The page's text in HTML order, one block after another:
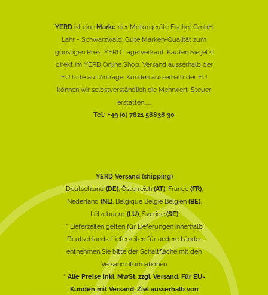
YERD ist eine Marke der Motorgeräte Fischer GmbH
Lahr - Schwarzwald: Gute Marken-Qualität zum
günstigen Preis. YERD Lagerverkauf: Kaufen Sie jetzt
direkt im YERD Online Shop. Versand ausserhalb der
EU bitte auf Anfrage. Kunden ausserhalb der EU
können wir selbstverständlich die Mehrwert-Steuer
erstatten......
Tel.: +49 (0) 7821 58838 30
YERD Versand (shipping)
Deutschland(DE), Österreich(AT), France (FR),
Nederland (NL), Belgique België Belgien (BE),
Lëtzebuerg (LU), Sverige(SE)
* Lieferzeiten gelten für Lieferungen innerhalb
Deutschlands, Lieferzeiten für andere Länder
entnehmen Sie bitte der Schaltfläche mit den
Versandinformationen
* Alle Preise inkl. MwSt. zzgl. Versand. Für EU-
Kunden mit Versand-Ziel ausserhalb von